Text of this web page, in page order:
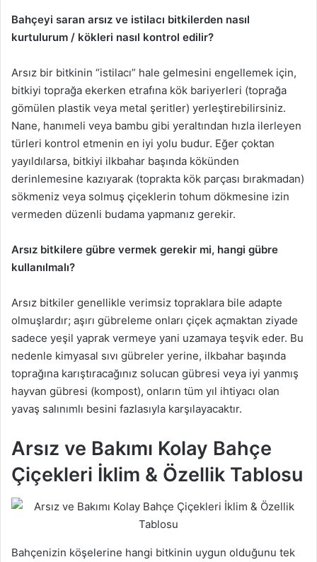
Bahçeyi saran arsız ve istilacı bitkilerden nasıl
kurtulurum / kökleri nasıl kontrol edilir?
Arsız bir bitkinin “istilacı” hale gelmesini engellemek için,
bitkiyi toprağa ekerken etrafına kök bariyerleri (toprağa
gömülen plastik veya metal şeritler) yerleştirebilirsiniz.
Nane, hanımeli veya bambu gibi yeraltından hızla ilerleyen
türleri kontrol etmenin en iyi yolu budur. Eğer çoktan
yayıldılarsa, bitkiyi ilkbahar başında kökünden
derinlemesine kazıyarak (toprakta kök parçası bırakmadan)
sökmeniz veya solmuş çiçeklerin tohum dökmesine izin
vermeden düzenli budama yapmanız gerekir.
Arsız bitkilere gübre vermek gerekir mi, hangi gübre
kullanılmalı?
Arsız bitkiler genellikle verimsiz topraklara bile adapte
olmuşlardır; aşırı gübreleme onları çiçek açmaktan ziyade
sadece yeşil yaprak vermeye yani uzamaya teşvik eder. Bu
nedenle kimyasal sıvı gübreler yerine, ilkbahar başında
toprağına karıştıracağınız solucan gübresi veya iyi yanmış
hayvan gübresi (kompost), onların tüm yıl ihtiyacı olan
yavaş salınımlı besini fazlasıyla karşılayacaktır.
Arsız ve Bakımı Kolay Bahçe
Çiçekleri İklim & Özellik Tablosu
Bahçenizin köşelerine hangi bitkinin uygun olduğunu tek